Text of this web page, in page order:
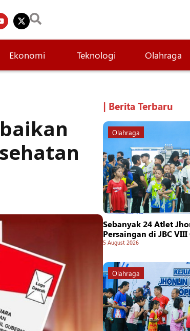
Ekonomi Teknologi Olahraga
| Berita Terbaru
Olahraga
Sebanyak 24 Atlet
Persaingan di JBC
5 August 2026
Olahraga